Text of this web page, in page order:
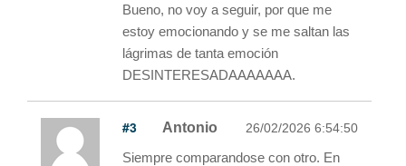
Bueno, no voy a seguir, por que me
estoy emocionando y se me saltan las
lágrimas de tanta emoción
DESINTERESADAAAAAAA.
#3 Antonio 26/02/2026 6:54:50
Siempre comparandose con otro. En